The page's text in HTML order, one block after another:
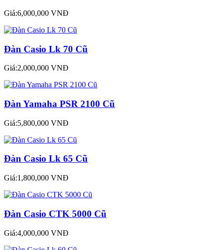
Giá:6,000,000 VNĐ
Đàn Casio Lk 70 Cũ
Giá:2,000,000 VNĐ
Đàn Yamaha PSR 2100 Cũ
Giá:5,800,000 VNĐ
Đàn Casio Lk 65 Cũ
Giá:1,800,000 VNĐ
Đàn Casio CTK 5000 Cũ
Giá:4,000,000 VNĐ